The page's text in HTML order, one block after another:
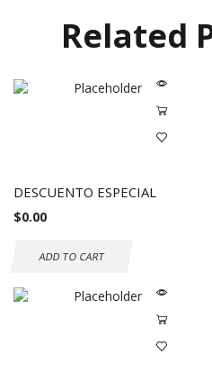
Related
DESCUENTO ESPECIAL
$0.00
ADD TO CART